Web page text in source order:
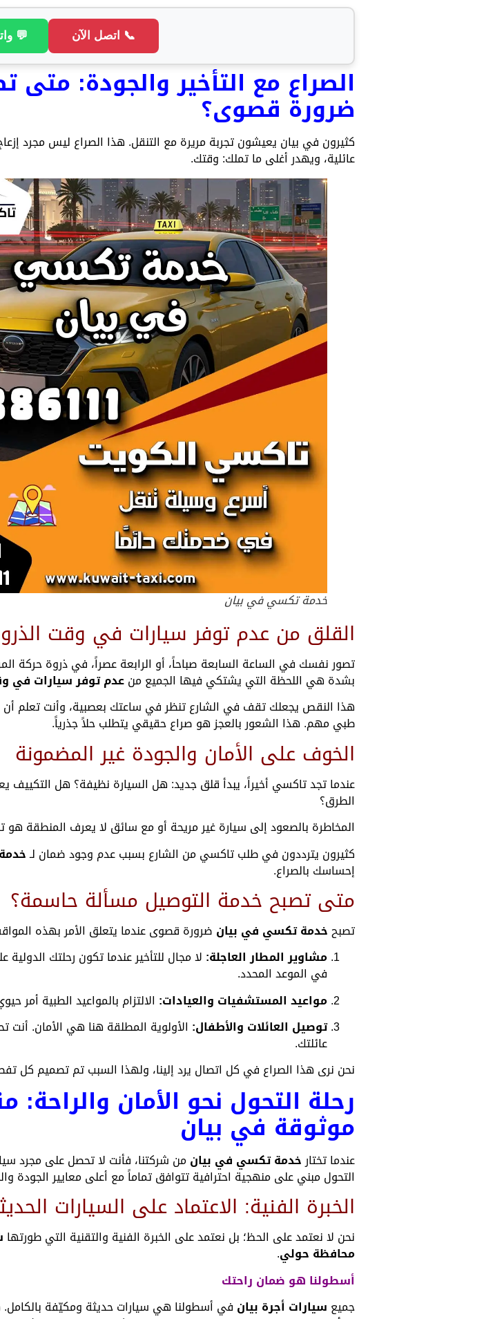
📞 اتصل الآن 💬
الصراع مع التأخير والجودة:
ضرورة قصوى؟
كثيرون في بيان يعيشون تجربة مريرة مع التنقل. هذا الصراع ليس مجرد
عائلية، ويهدر أغلى ما تملك: وقتك.
خدمة تكسي في بيان
القلق من عدم توفر سيارات في وقت
تصور نفسك في الساعة السابعة صباحاً، أو الرابعة عصراً، في ذروة حركة
بشدة هي اللحظة التي يشتكي فيها الجميع منعدم توفر سيارات في
هذا النقص يجعلك تقف في الشارع تنظر في ساعتك بعصبية، وأنت تعلم أن
طبي مهم. هذا الشعور بالعجز هو صراع حقيقي يتطلب حلاً جذرياً.
الخوف على الأمان والجودة غير المضمونة
عندما تجد تاكسي أخيراً، يبدأ قلق جديد: هل السيارة نظيفة؟ هل
الطرق؟
المخاطرة بالصعود إلى سيارة غير مريحة أو مع سائق لا يعرف المنطقة
كثيرون يترددون في طلب تاكسي من الشارع بسبب عدم وجود ضمان لـ
إحساسك بالصراع.
متى تصبح خدمة التوصيل مسألة حاسمة؟
تصبحخدمة تكسي في بيان ضرورة قصوى عندما يتعلق الأمر بهذه
مشاوير المطار العاجلة: لا مجال للتأخير عندما تكون رحلتك
في الموعد المحدد.
مواعيد المستشفيات والعيادات: الالتزام بالمواعيد الطبية
توصيل العائلات والأطفال: الأولوية المطلقة هنا هي الأمان.
عائلتك.
نحن نرى هذا الصراع في كل اتصال يرد إلينا، ولهذا السبب تم تصميم كل
رحلة التحول نحو الأمان
موثوقة في بيان
عندما تختارخدمة تكسي في بيانمن شركتنا، فأنت لا تحصل على مجرد
التحول مبني على منهجية احترافية تتوافق تماماً مع أعلى معايير الجودة
الخبرة الفنية: الاعتماد على السيارات
نحن لا نعتمد على الحظ؛ بل نعتمد على الخبرة الفنية والتقنية التي طورتها
محافظة حولي.
أسطولنا هو ضمان راحتك
جميع سيارات أجرة بيان في أسطولنا هي سيارات حديثة ومكيّفة بالكامل.